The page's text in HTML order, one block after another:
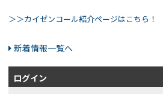
＞＞カイゼンコール紹介ページはこちら！
新着情報一覧へ
ログイン